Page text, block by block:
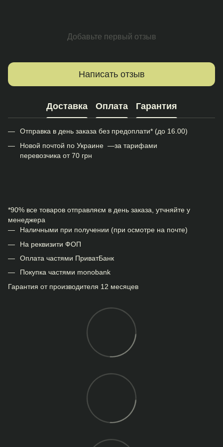
Добавьте первый отзыв
Написать отзыв
Доставка Оплата Гарантия
Отправка в день заказа без предоплати* (до 16.00)
Новой почтой по Украине —за тарифами
перевозчика от 70 грн
*90% все товаров отправляєм в день заказа, утчняйте у
менеджера
Наличными при получении (при осмотре на почте)
На реквизити ФОП
Оплата частями ПриватБанк
Покупка частями monobank
Гарантия от производителя 12 месяцев